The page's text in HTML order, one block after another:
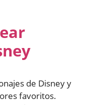
de Disney y
favoritos.